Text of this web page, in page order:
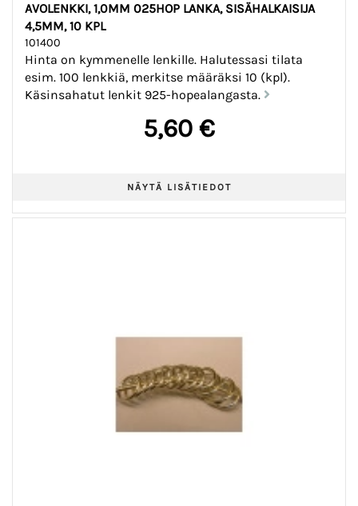
AVOLENKKI, 1,0MM 025HOP LANKA, SISÄHALKAISIJA
4,5MM, 10 KPL
101400
Hinta on kymmenelle lenkille. Halutessasi tilata
esim. 100 lenkkiä, merkitse määräksi 10 (kpl).
Käsinsahatut lenkit 925-hopealangasta.
5,60 €